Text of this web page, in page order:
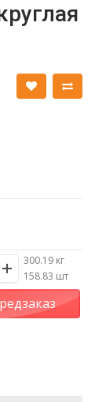
300.19 кг
/158.83 шт